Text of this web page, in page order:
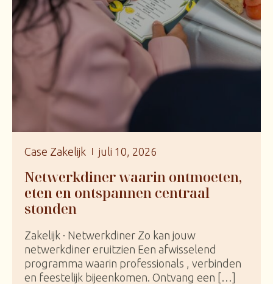
Case Zakelijk juli 10, 2026
Netwerkdiner waarin ontmoeten,
eten en ontspannen centraal
stonden
Zakelijk · Netwerkdiner Zo kan jouw
netwerkdiner eruitzien Een afwisselend
programma waarin professionals , verbinden
en feestelijk bijeenkomen. Ontvang een […]